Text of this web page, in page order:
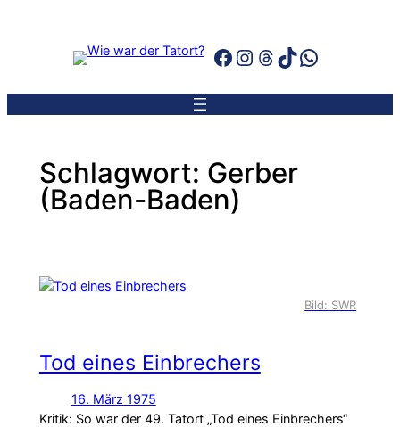
Facebook
Instagram
Threads
TikTok
Schlagwort: Gerber
(Baden-Baden)
Bild: SWR
Tod eines Einbrechers
16. März 1975
Kritik: So war der 49. Tatort „Tod eines Einbrechers“